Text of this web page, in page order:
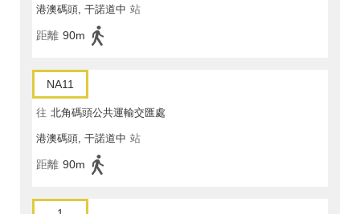
港澳碼頭, 干諾道中 站
距離 90m
NA11
往 北角碼頭公共運輸交匯處
港澳碼頭, 干諾道中 站
距離 90m